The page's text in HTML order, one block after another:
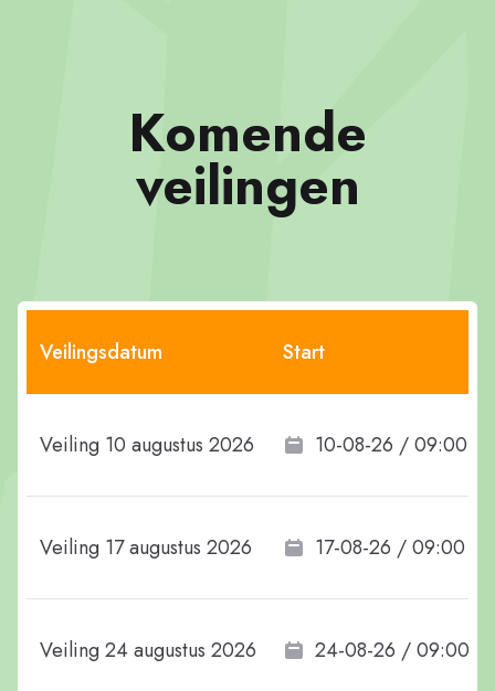
Komende
veilingen
Veilingsdatum Start
Veiling 10 augustus 2026 10-08-26 / 09:00
Veiling 17 augustus 2026 17-08-26 / 09:00
Veiling 24 augustus 2026 24-08-26 / 09:00